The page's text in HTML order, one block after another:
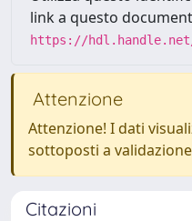
link a questo
https://hdl.handle.net/
Attenzione
Attenzione! I dati
sottoposti a
Citazioni